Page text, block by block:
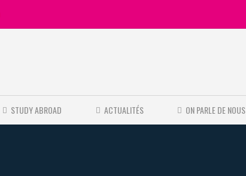
STUDY ABROAD ACTUALITÉS ON PARLE DE NOUS